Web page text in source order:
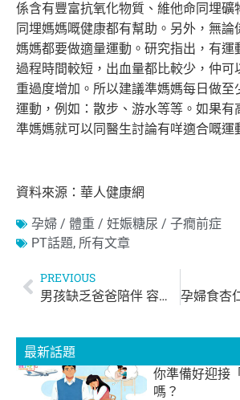
係含有豐富抗氧化物質、維他命同埋礦
同埋媽媽嘅健康都有幫助。另外，無論
媽媽都要做適量運動。研究指出，有運
過程時間較短，出血量都比較少，仲可
重過度增加。所以建議準媽媽每日做至
運動，例如：散步、游水等等。如果有
準媽媽就可以同醫生討論有咩適合嘅運
資料來源：華人健康網
孕婦 / 體重 / 妊娠糖尿 / 子癇前症
PT話題, 所有文章
PREVIOUS
男孩缺乏爸爸陪伴 容易產生女性化傾向
最新話題
你準備好迎接
嗎？